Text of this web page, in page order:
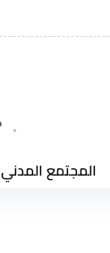
المجتمع المدني